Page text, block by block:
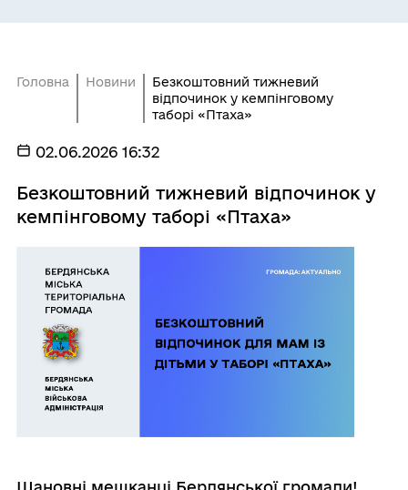
Головна Новини
Безкоштовний тижневий
відпочинок у кемпінговому
таборі «Птаха»
02.06.2026 16:32
Безкоштовний тижневий відпочинок у
кемпінговому таборі «Птаха»
Шановні мешканці Бердянської громади!